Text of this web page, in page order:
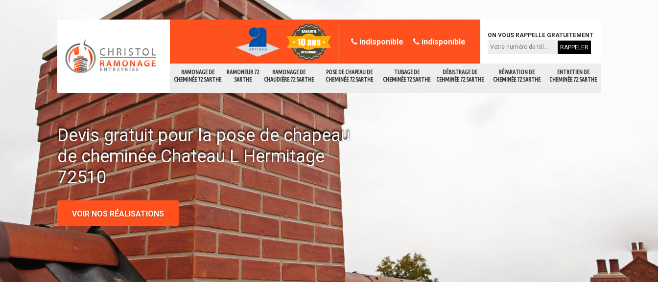
RAMONAGE DE
CHEMINÉE 72 SARTHE
RAMONEUR 72
SARTHE
RAMONAGE DE
CHAUDIÈRE 72 SARTHE
POSE DE CHAPEAU DE
CHEMINÉE 72 SARTHE
TUBAGE DE
CHEMINÉE 72 SARTHE
DÉBISTRAGE DE
CEHMINÉE 72 SARTHE
RÉPARATION DE
CHEMINÉE 72 SARTHE
ENTRETIEN DE
CHEMINÉE 72 SARTHE
indisponible indisponible
ON VOUS RAPPELLE GRATUITEMENT
Devis gratuit pour la pose de chapeau
de cheminée Chateau L Hermitage
72510
VOIR NOS RÉALISATIONS